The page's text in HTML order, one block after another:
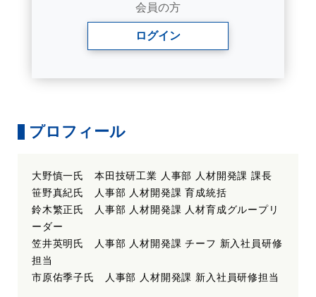
会員の方
ログイン
プロフィール
大野慎一氏 本田技研工業 人事部 人材開発課 課長
笹野真紀氏 人事部 人材開発課 育成統括
鈴木繁正氏 人事部 人材開発課 人材育成グループリ
ーダー
笠井英明氏 人事部 人材開発課 チーフ 新入社員研修
担当
市原佑季子氏 人事部 人材開発課 新入社員研修担当